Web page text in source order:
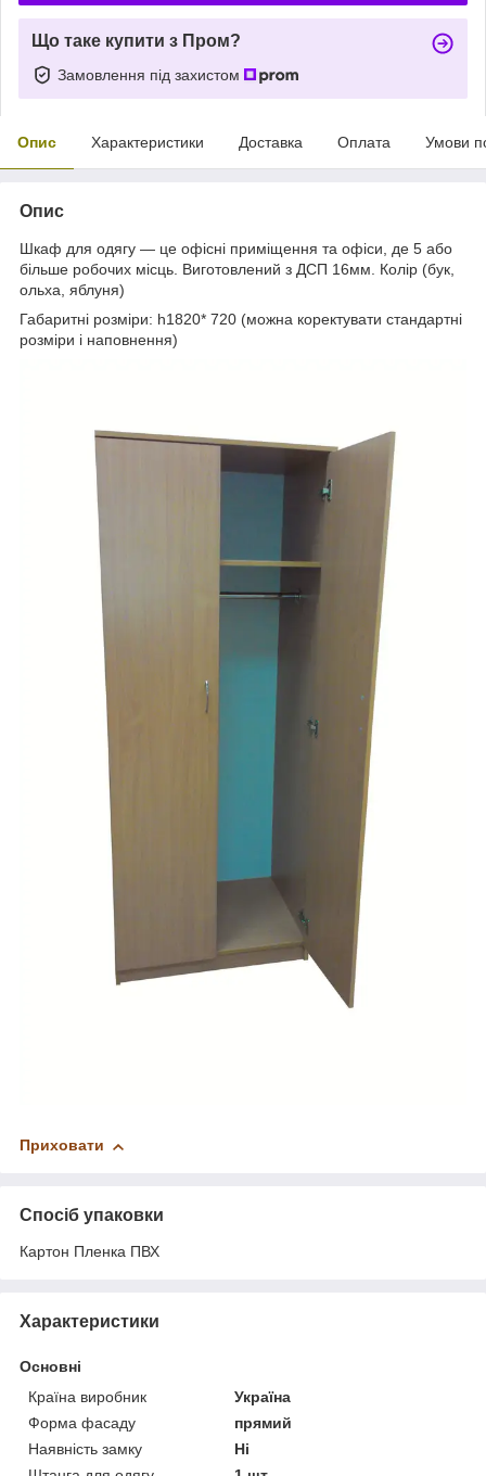
Що таке купити з Пром?
Замовлення під захистом
Опис Характеристики Доставка Оплата Умови
Опис
Шкаф для одягу — це офісні приміщення та офіси, де 5 або
більше робочих місць. Виготовлений з ДСП 16мм. Колір (бук,
ольха, яблуня)
Габаритні розміри: h1820* 720 (можна коректувати стандартні
розміри і наповнення)
Приховати
Спосіб упаковки
Картон Пленка ПВХ
Характеристики
Основні
Країна виробник
Україна
Форма фасаду
прямий
Наявність замку
Ні